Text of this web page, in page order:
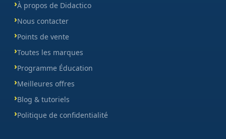
À propos de Didactico
Nous contacter
Points de vente
Toutes les marques
Programme Éducation
Meilleures offres
Blog & tutoriels
Politique de confidentialité